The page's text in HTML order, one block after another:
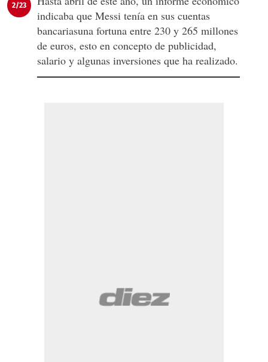
2/23
indicaba que Messi tenía en sus cuentas
bancariasuna fortuna entre 230 y 265 millones
de euros, esto en concepto de publicidad,
salario y algunas inversiones que ha realizado.